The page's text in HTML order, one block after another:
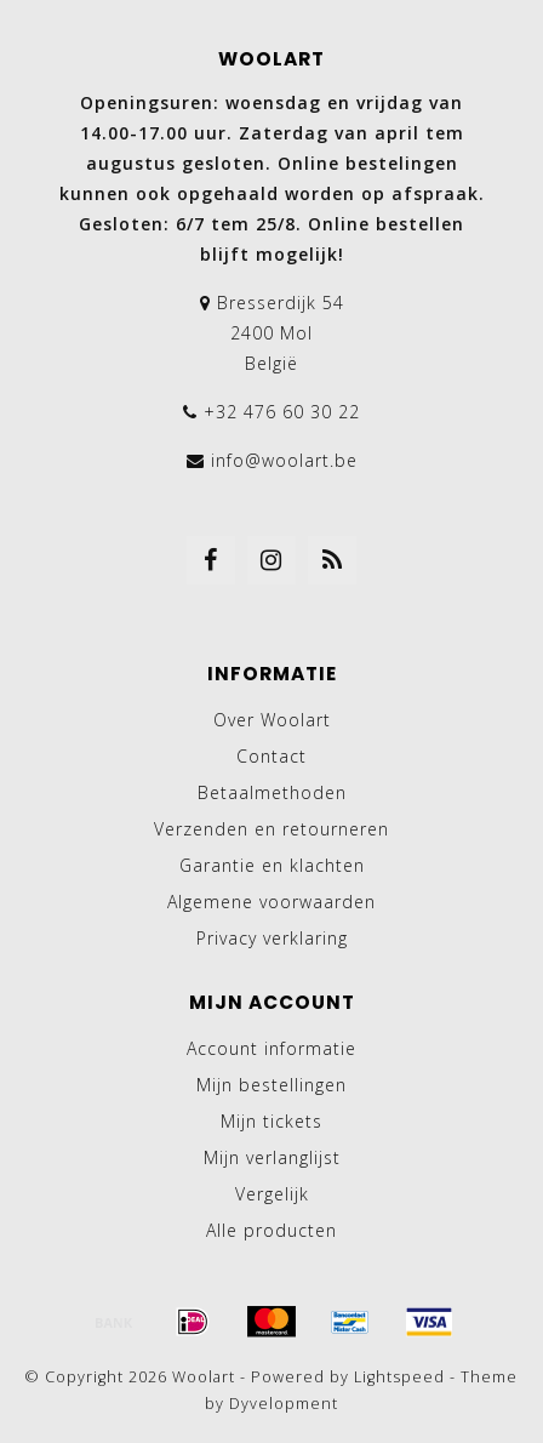
WOOLART
Openingsuren: woensdag en vrijdag van
14.00-17.00 uur. Zaterdag van april tem
augustus gesloten. Online bestelingen
kunnen ook opgehaald worden op afspraak.
Gesloten: 6/7 tem 25/8. Online bestellen
blijft mogelijk!
Bresserdijk 54
2400 Mol
België
+32 476 60 30 22
info@woolart.be
INFORMATIE
Over Woolart
Contact
Betaalmethoden
Verzenden en retourneren
Garantie en klachten
Algemene voorwaarden
Privacy verklaring
MIJN ACCOUNT
Account informatie
Mijn bestellingen
Mijn tickets
Mijn verlanglijst
Vergelijk
Alle producten
© Copyright 2026 Woolart - Powered by Lightspeed - Theme
by Dyvelopment